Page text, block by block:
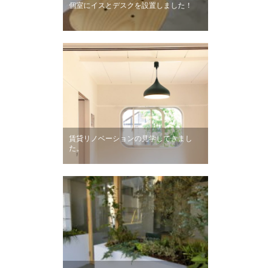
個室にイスとデスクを設置しました！
賃貸リノベーションの見学してきまし
た。